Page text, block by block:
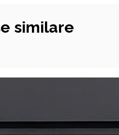
similare